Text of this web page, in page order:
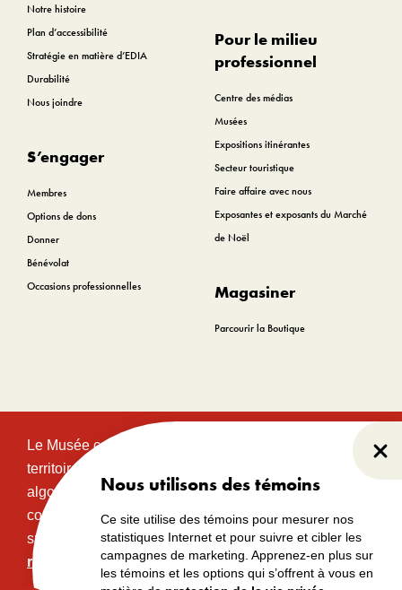
Nous utilisons des témoins
Ce site utilise des témoins pour mesurer nos
statistiques Internet et pour suivre et cibler les
campagnes de marketing. Apprenez-en plus sur
les témoins et les options qui s’offrent à vous en
Notre histoire
Plan d’accessibilité
Stratégie en matière d’EDIA
Durabilité
Nous joindre
S’engager
Membres
Options de dons
Donner
Bénévolat
Occasions professionnelles
Pour le milieu
professionnel
Centre des médias
Musées
Expositions itinérantes
Secteur touristique
Faire affaire avec nous
Exposantes et exposants du Marché
de Noël
Magasiner
Parcourir la Boutique
Le Musée canadien de l’histoire est situé sur le
territoire traditionnel et non cédé des communautés
algonquines Anishinabeg. Ce territoire a eu et
continue d’avoir une grande importance historique,
spirituelle et sacrée.Lire l’intégralité de la
reconnaissance territoriale.